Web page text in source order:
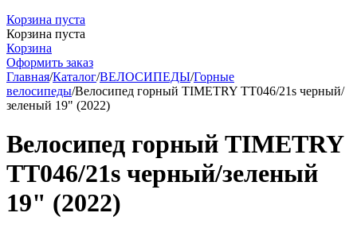
Корзина пуста
Корзина пуста
Корзина
Оформить заказ
Главная/Каталог/ВЕЛОСИПЕДЫ/Горные
велосипеды/Велосипед горный TIMETRY TT046/21s черный/
зеленый 19" (2022)
Велосипед горный TIMETRY
TT046/21s черный/зеленый
19" (2022)